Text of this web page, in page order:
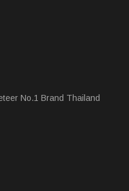
No.1 Brand Thailand